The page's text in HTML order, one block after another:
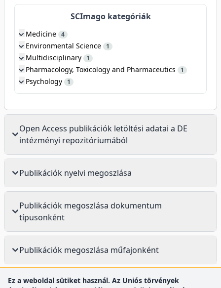
SCImago kategóriák
Medicine 4
Environmental Science 1
Multidisciplinary 1
Pharmacology, Toxicology and Pharmaceutics 1
Psychology 1
Open Access publikációk letöltési adatai a DE
intézményi repozitóriumából
Publikációk nyelvi megoszlása
Publikációk megoszlása dokumentum
típusonként
Publikációk megoszlása műfajonként
Ez a weboldal sütiket használ. Az Uniós törvények